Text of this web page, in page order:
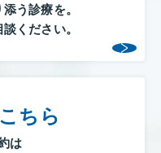
う診療を。
ください。
ちら
は